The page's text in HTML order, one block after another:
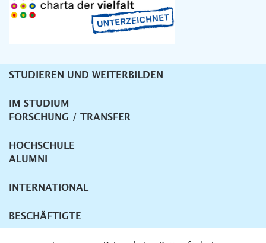
Unternavigation
STUDIEREN UND WEITERBILDEN
IM STUDIUM
FORSCHUNG / TRANSFER
HOCHSCHULE
ALUMNI
INTERNATIONAL
BESCHÄFTIGTE